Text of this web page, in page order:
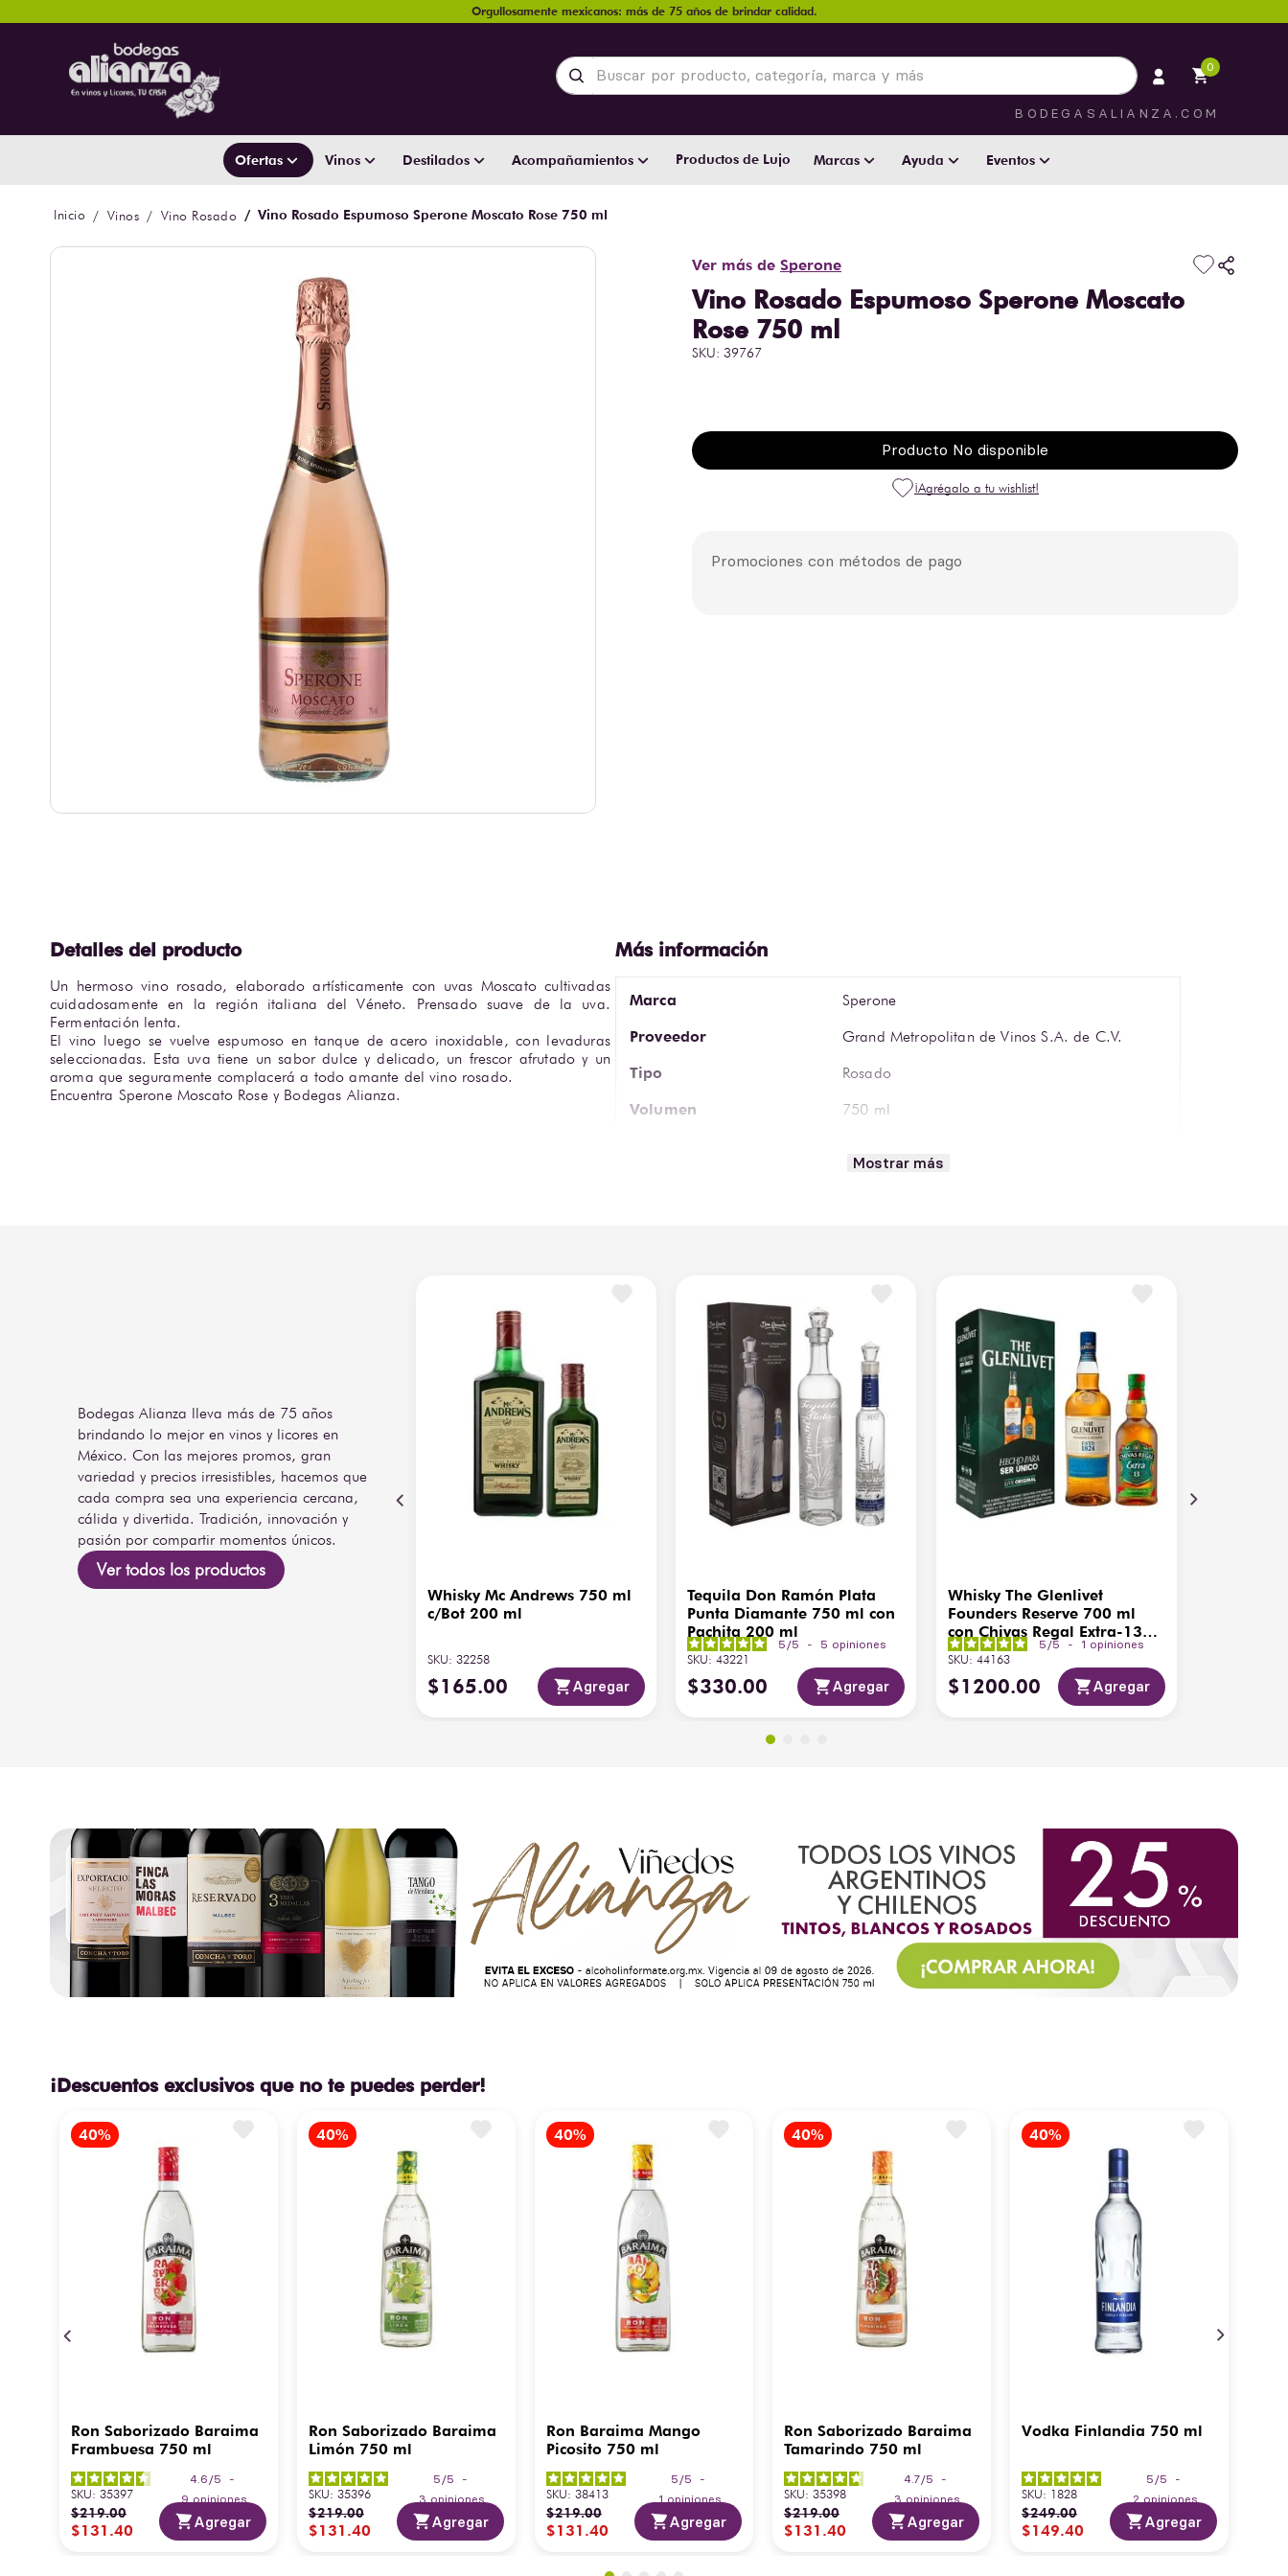
Orgullosamente mexicanos: más de 75 años de brindar calidad.
Buscar por producto, categoría, marca y más 0
BODEGASALIANZA.COM
Ofertas Vinos Destilados Acompañamientos Productos de Lujo Marcas Ayuda Eventos
Vinos Vino Rosado Vino Rosado Espumoso Sperone Moscato Rose 750 ml
Ver más de Sperone
Vino Rosado Espumoso Sperone Moscato
Rose 750 ml
SKU: 39767
Producto No disponible
Promociones con métodos de pago
Un hermoso vino rosado, elaborado artísticamente con uvas Moscato cultivadas
cuidadosamente en la región italiana del Véneto. Prensado suave de la uva.
Fermentación lenta.
El vino luego se vuelve espumoso en tanque de acero inoxidable, con levaduras
seleccionadas. Esta uva tiene un sabor dulce y delicado, un frescor afrutado y un
aroma que seguramente complacerá a todo amante del vino rosado.
Encuentra Sperone Moscato Rose y Bodegas Alianza.
Marca Sperone
Proveedor Grand Metropolitan de Vinos S.A. de C.V.
Tipo Rosado
Volumen 750 ml
Mostrar más
Bodegas Alianza lleva más de 75 años
brindando lo mejor en vinos y licores en
México. Con las mejores promos, gran
variedad y precios irresistibles, hacemos que
cada compra sea una experiencia cercana,
cálida y divertida. Tradición, innovación y
pasión por compartir momentos únicos.
Ver todos los productos
Whisky Mc Andrews 750 ml
c/Bot 200 ml
SKU: 32258
$165.00 Agregar
Tequila Don Ramón Plata
Punta Diamante 750 ml con
Pachita 200 ml
5 /5 - 5 opiniones
SKU:43221
$330.00 Agregar
Whisky The Glenlivet
Founders Reserve 700 ml
con Chivas Regal Extra-13
200ml
5 /5 - 1 opiniones
SKU:44163
$1200.00 Agregar
¡Descuentos exclusivos que no te puedes perder!
Ron Saborizado Baraima
Frambuesa 750 ml
4.6 /5
-
9 opiniones
SKU: 35397
$219.00
$131 .40 Agregar
Ron Saborizado Baraima
Limón 750 ml
5 /5
-
3 opiniones
SKU: 35396
$219.00
$131 .40 Agregar
Ron Baraima Mango
Picosito 750 ml
5 /5
-
1 opiniones
SKU: 38413
$219.00
$131 .40 Agregar
Ron Saborizado Baraima
Tamarindo 750 ml
4.7/5
-
3 opiniones
SKU: 35398
$219.00
$131 .40 Agregar
Vodka Finlandia 750 ml
5 /5
-
2 opiniones
SKU: 1828
$249.00
$149.40 Agregar